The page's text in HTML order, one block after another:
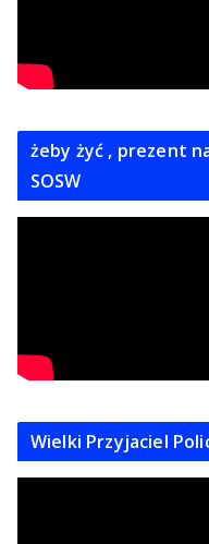
żeby żyć , prezent
SOSW
Wielki Przyjaciel